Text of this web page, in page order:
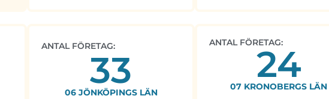
ANTAL FÖRETAG:
33
06 JÖNKÖPINGS LÄN
ANTAL FÖRETAG:
24
07 KRONOBERGS LÄN